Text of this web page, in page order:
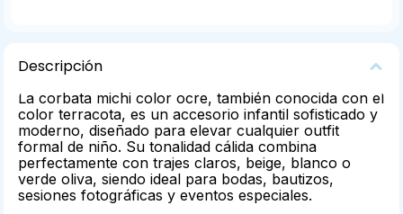
Descripción
La corbata michi color ocre, también conocida con el
color terracota, es un accesorio infantil sofisticado y
moderno, diseñado para elevar cualquier outfit
formal de niño. Su tonalidad cálida combina
perfectamente con trajes claros, beige, blanco o
verde oliva, siendo ideal para bodas, bautizos,
sesiones fotográficas y eventos especiales.